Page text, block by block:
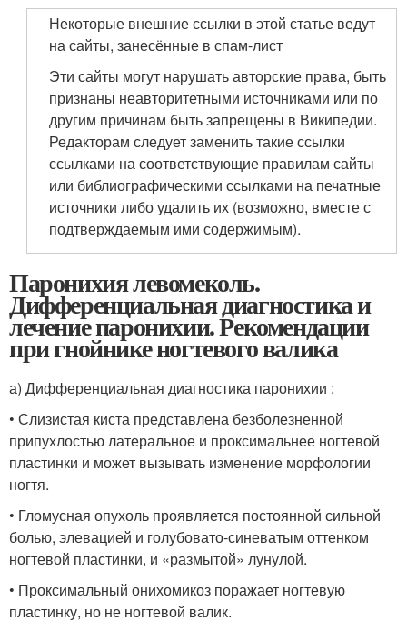
Некоторые внешние ссылки в этой статье ведут
на сайты, занесённые в спам-лист
Эти сайты могут нарушать авторские права, быть
признаны неавторитетными источниками или по
другим причинам быть запрещены в Википедии.
Редакторам следует заменить такие ссылки
ссылками на соответствующие правилам сайты
или библиографическими ссылками на печатные
источники либо удалить их (возможно, вместе с
подтверждаемым ими содержимым).
Паронихия левомеколь.
Дифференциальная диагностика и
лечение паронихии. Рекомендации
при гнойнике ногтевого валика
а) Дифференциальная диагностика паронихии :
• Слизистая киста представлена безболезненной
припухлостью латеральное и проксимальнее ногтевой
пластинки и может вызывать изменение морфологии
ногтя.
• Гломусная опухоль проявляется постоянной сильной
болью, элевацией и голубовато-синеватым оттенком
ногтевой пластинки, и «размытой» лунулой.
• Проксимальный онихомикоз поражает ногтевую
пластинку, но не ногтевой валик.